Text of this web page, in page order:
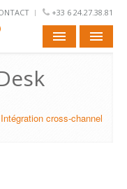
+33 6 24.27.38.81
Intégration cross-channel